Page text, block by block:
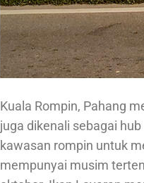
Kuala Rompin, Pahang
juga dikenali sebagai
kawasan rompin untuk
mempunyai musim